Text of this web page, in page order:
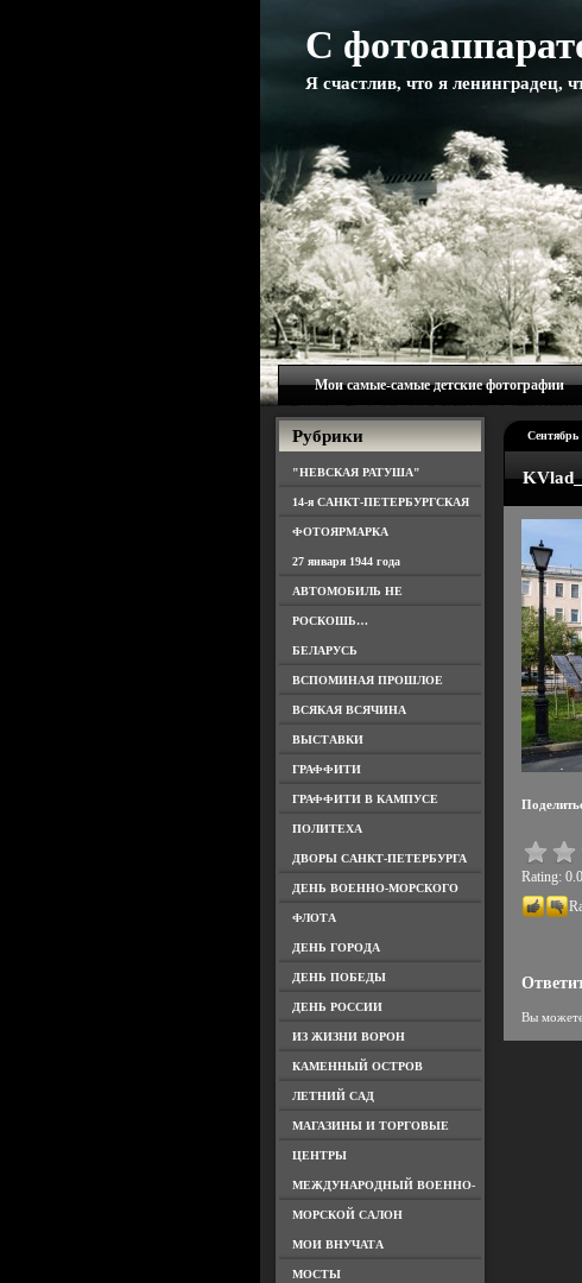
С
Я счастлив, что я ленинградец,
Мои самые-самые детские фотографии
Рубрики
"НЕВСКАЯ РАТУША"
14-я САНКТ-ПЕТЕРБУРГСКАЯ
ФОТОЯРМАРКА
27 января 1944 года
АВТОМОБИЛЬ НЕ
РОСКОШЬ…
БЕЛАРУСЬ
ВСПОМИНАЯ ПРОШЛОЕ
ВСЯКАЯ ВСЯЧИНА
ВЫСТАВКИ
ГРАФФИТИ
ГРАФФИТИ В КАМПУСЕ
ПОЛИТЕХА
ДВОРЫ САНКТ-ПЕТЕРБУРГА
ДЕНЬ ВОЕННО-МОРСКОГО
ФЛОТА
ДЕНЬ ГОРОДА
ДЕНЬ ПОБЕДЫ
ДЕНЬ РОССИИ
ИЗ ЖИЗНИ ВОРОН
КАМЕННЫЙ ОСТРОВ
ЛЕТНИЙ САД
МАГАЗИНЫ И ТОРГОВЫЕ
ЦЕНТРЫ
МЕЖДУНАРОДНЫЙ ВОЕННО-
МОРСКОЙ САЛОН
МОИ ВНУЧАТА
МОСТЫ
Сентябрь
Rating:
Вы